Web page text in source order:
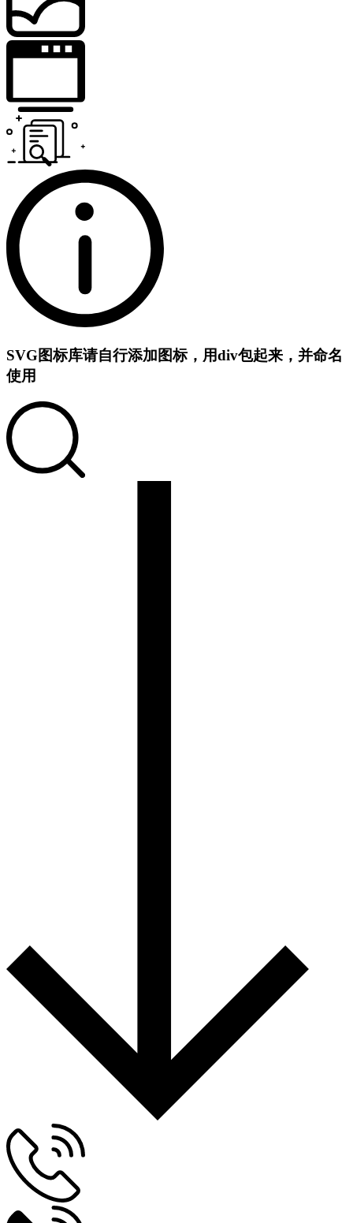
SVG图标库请自行添加图标，用div包起来，并命名
使用